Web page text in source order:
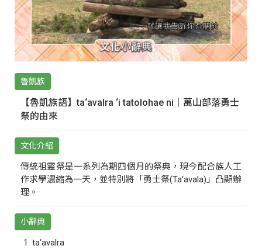
魯凱族
【魯凱族語】ta‘avalra ‘i tatolohae ni｜萬山部落勇士
祭的由來
文化介紹
傳統祖靈祭是一系列為期四個月的祭典，現今配合族人工
作求學濃縮為一天，並特別將「勇士祭(Ta‘avala)」凸顯辦
理。
小辭典
ta‘avalra